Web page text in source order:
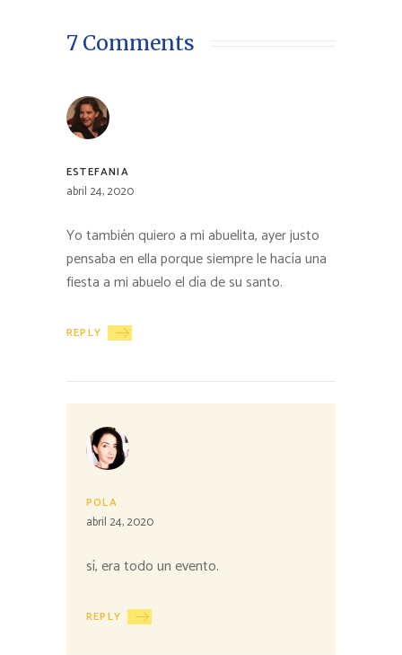
7 Comments
ESTEFANIA
abril 24, 2020
Yo también quiero a mi abuelita, ayer justo
pensaba en ella porque siempre le hacía una
fiesta a mi abuelo el día de su santo.
REPLY
POLA
abril 24, 2020
sí, era todo un evento.
REPLY